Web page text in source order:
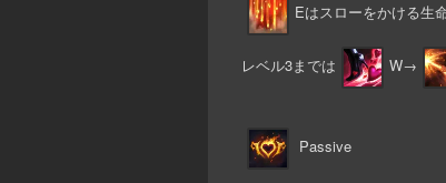
Eはスローをかける生
レベル3までは W→
Passive